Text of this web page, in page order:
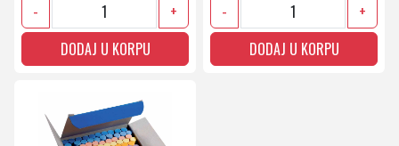
-
+
DODAJ U KORPU
-
+
DODAJ U KORPU